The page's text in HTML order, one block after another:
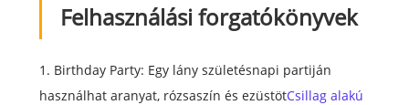
Felhasználási forgatókönyvek
1. Birthday Party: Egy lány születésnapi partiján
használhat aranyat, rózsaszín és ezüstötCsillag alakú